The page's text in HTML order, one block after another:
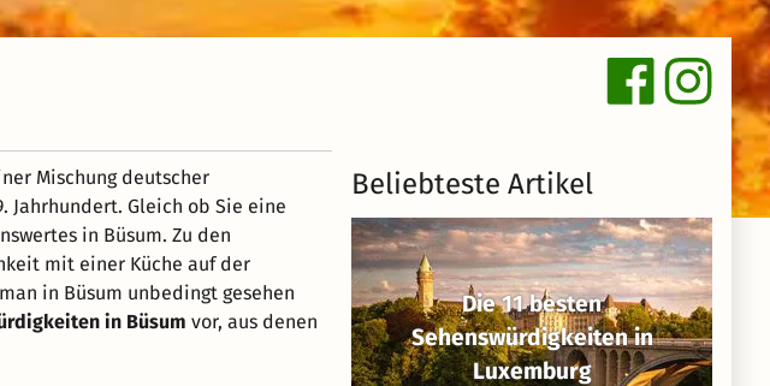
Mischung deutscher
Gleich ob Sie eine
in Büsum. Zu den
mit einer Küche auf der
in Büsum unbedingt gesehen
in Büsum vor, aus denen
Beliebteste Artikel
Die 11 besten
Sehenswürdigkeiten in
Luxemburg